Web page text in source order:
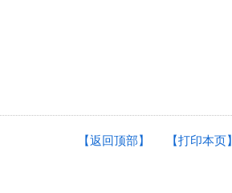
【打印本页】
【返回顶部】